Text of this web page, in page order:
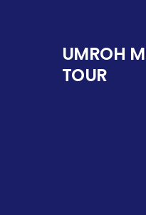
UMROH
TOUR